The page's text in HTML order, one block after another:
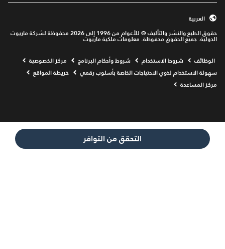
التحقق من التوافر
حقوق الطبع والنشر والتأليف © للأعوام من 1996 إلى 2026 محفوظة لشركة ماريوت
الدولية. جميع الحقوق محفوظة. معلومات ملكية ماريوت
العربية
الوظائف Opens a new window
شروط الاستخدام شروط وأحكام البرنامج
مركز الخصوصية
سهولة الاستخدام لذوي الاحتياجات الخاصة بأسلوب رقمي
خريطة المواقع
مركز المساعدة